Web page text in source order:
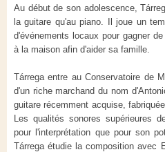
Au début de son adolescence,
la guitare qu'au piano. Il joue un
d'événements locaux pour gagner
à la maison afin d'aider sa famille.
Tárrega entre au Conservatoire de
d'un riche marchand du nom
guitare récemment acquise,
Les qualités sonores supérieures
pour l'interprétation que pour son
Tárrega étudie la composition avec